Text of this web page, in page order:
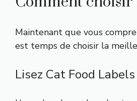
Maintenant que vous
est temps de choisir la
Lisez Cat Food Labels